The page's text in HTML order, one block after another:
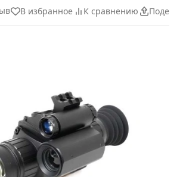
В избранное К сравнению